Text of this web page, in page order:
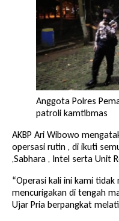
Anggota Polres
patroli kamtibmas
AKBP Ari Wibowo
opersasi rutin , di ikuti
,Sabhara , Intel serta Unit
“Operasi kali ini kami
mencurigakan di tengah
Ujar Pria berpangkat